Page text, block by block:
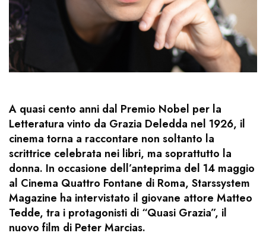
A quasi cento anni dal Premio Nobel per la
Letteratura vinto da Grazia Deledda nel 1926, il
cinema torna a raccontare non soltanto la
scrittrice celebrata nei libri, ma soprattutto la
donna. In occasione dell’anteprima del 14 maggio
al Cinema Quattro Fontane di Roma, Starssystem
Magazine ha intervistato il giovane attore Matteo
Tedde, tra i protagonisti di “Quasi Grazia”, il
nuovo film di Peter Marcias.